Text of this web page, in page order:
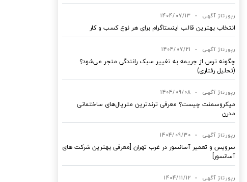
رپورتاژ آگهی •
1404/07/13
انتخاب بهترین قالب‌ اینستاگرام برای هر نوع کسب‌ و کار
رپورتاژ آگهی •
1404/07/21
چگونه ترس از جریمه به تغییر سبک رانندگی منجر می‌شود؟
(تحلیل رفتاری)
رپورتاژ آگهی •
1404/09/08
میکروسمنت چیست؟ معرفی ترندترین متریال‌های ساختمانی
مدرن
رپورتاژ آگهی •
1404/09/30
سرویس و تعمیر آسانسور در غرب تهران [معرفی بهترین شرکت های
آسانسور]
رپورتاژ آگهی •
1404/11/12